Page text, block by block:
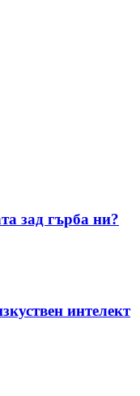
зад гърба ни?
интелект